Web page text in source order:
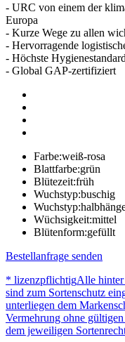
- URC von einem der
Europa
- Kurze Wege zu allen
- Hervorragende
- Höchste
- Global GAP-zertifiziert
Farbe:weiß-rosa
Blattfarbe:grün
Blütezeit:früh
Wuchstyp:buschig
Wuchstyp:
Wüchsigkeit:mittel
Blütenform:gefüllt
Bestellanfrage senden
* lizenzpflichtigAlle hinter
sind zum Sortenschutz
unterliegen dem
Vermehrung ohne
dem jeweiligen